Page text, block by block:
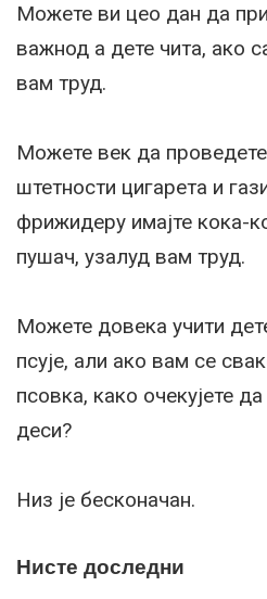
Можете ви цео дан да
важнод а дете чита, ако
вам труд.
Можете век да
штетности цигарета и
фрижидеру имајте кока-
пушач, узалуд вам труд.
Можете довека учити
псује, али ако вам се
псовка, како очекујете
деси?
Низ је бесконачан.
Нисте доследни